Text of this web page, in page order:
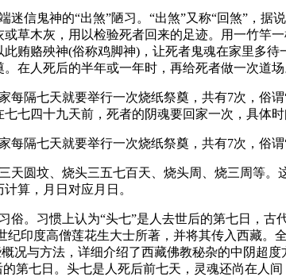
迷信鬼神的“出煞”陋习。“出煞”又称“回煞”，
草木灰，用以检验死者回来的足迹。用一竹竿
贿赂殃神(俗称鸡脚神)，让死者鬼魂在家里多
在人死后的半年或一年时，再给死者做一次道场
每隔七天就要举行一次烧纸祭奠，共有7次，俗
七四十九天前，死者的阴魂要回家一次，具体时
每隔七天就要举行一次烧纸祭奠，共有7次，俗
天圆坟、烧头三五七百天、烧头周、烧三周等
算，月日对应月日。
俗。习惯上认为“头七”是人去世后的第七日，
纪印度高僧莲花生大士所著，并将其传入西藏。
概况与方法，详细介绍了西藏佛教秘杂的中阴超
的第七日。头七是人死后前七天，灵魂还尚在人